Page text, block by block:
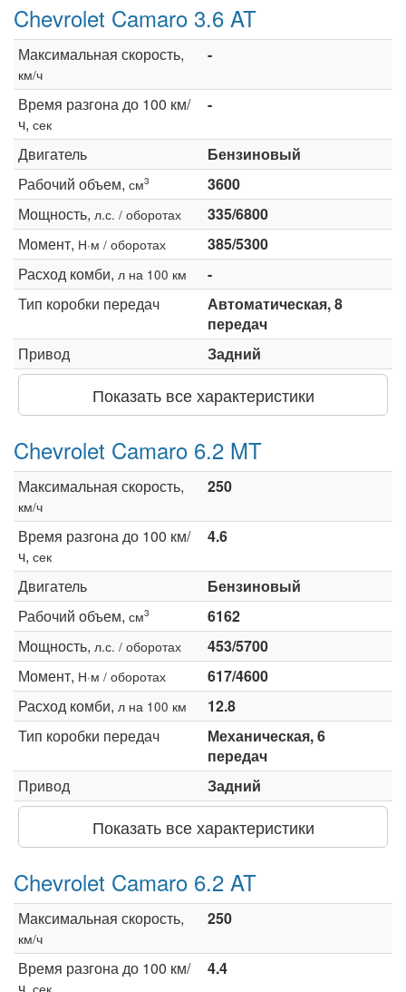
Chevrolet Camaro 3.6 AT
Максимальная скорость,
км/ч
-
Время разгона до 100 км/
ч, сек
-
Двигатель
Бензиновый
Рабочий объем, см3
3600
Мощность, л.с. / оборотах
335/6800
Момент, Н·м / оборотах
385/5300
Расход комби, л на 100 км
-
Тип коробки передач
Автоматическая, 8
передач
Привод
Задний
Показать все характеристики
Chevrolet Camaro 6.2 MT
Максимальная скорость,
км/ч
250
Время разгона до 100 км/
ч, сек
4.6
Двигатель
Бензиновый
Рабочий объем, см3
6162
Мощность, л.с. / оборотах
453/5700
Момент, Н·м / оборотах
617/4600
Расход комби, л на 100 км
12.8
Тип коробки передач
Механическая, 6
передач
Привод
Задний
Показать все характеристики
Chevrolet Camaro 6.2 AT
Максимальная скорость,
км/ч
250
Время разгона до 100 км/
ч, сек
4.4